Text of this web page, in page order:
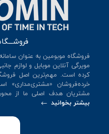
فروشگاه موبومین به عنوان
کرده است. مهم‌ترین اصل
خرده‌فروشان «مشتری‌مداری»
مشتریان هدف اصلی ما از
بیشتر بخوانید